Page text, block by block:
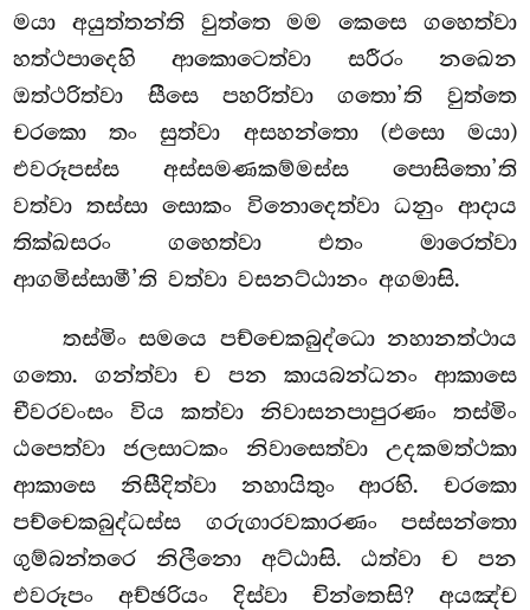
මයා අයුත්තන්ති වුත්තෙ මම කෙසෙ ගහෙත්වා
හත්ථපාදෙහි ආකොටෙත්වා සරීරං නඛෙන
ඔත්ථරිත්වා සීසෙ පහරිත්වා ගතො’ති වුත්තෙ
චරකො තං සුත්වා අසහන්තො (එසො මයා)
එවරූපස්ස අස්සමණකම්මස්ස පොසිතො’ති
වත්වා තස්සා සොකං විනොදෙත්වා ධනුං ආදාය
තික්ඛසරං ගහෙත්වා එතං මාරෙත්වා
ආගමිස්සාමී’ති වත්වා වසනට්ඨානං අගමාසි.
තස්මිං සමයෙ පච්චෙකබුද්ධො නහානත්ථාය
ගතො. ගන්ත්වා ච පන කායබන්ධනං ආකාසෙ
චීවරවංසං විය කත්වා නිවාසනපාපුරණං තස්මිං
ඨපෙත්වා ජලසාටකං නිවාසෙත්වා උදකමත්ථකා
ආකාසෙ නිසීදිත්වා නහායිතුං ආරභි. චරකො
පච්චෙකබුද්ධස්ස ගරුගාරවකාරණං පස්සන්තො
ගුම්බන්තරෙ නිලීනො අට්ඨාසි. ඨත්වා ච පන
එවරූපං අච්ඡරියං දිස්වා චින්තෙසි? අයඤ්ච